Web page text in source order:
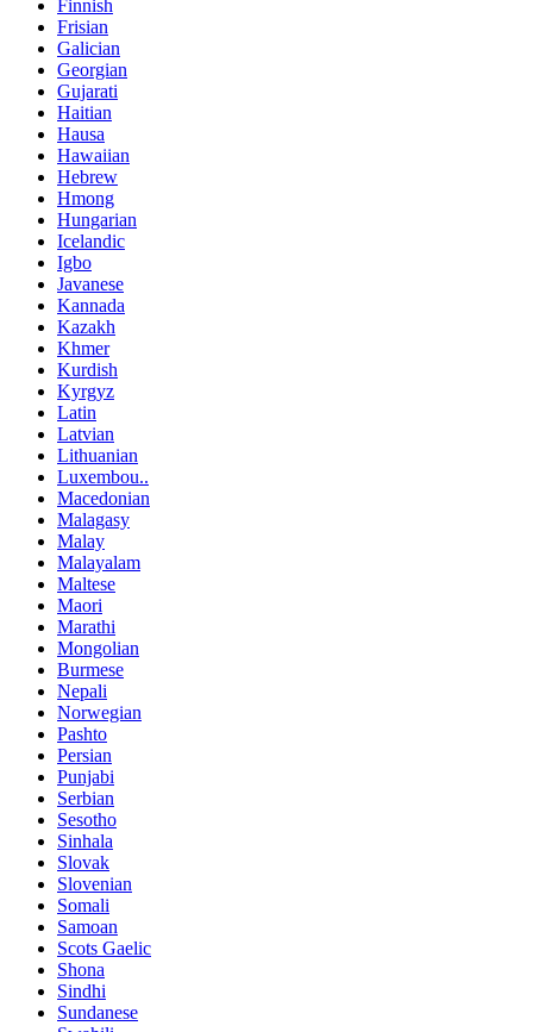
Finnish
Frisian
Galician
Georgian
Gujarati
Haitian
Hausa
Hawaiian
Hebrew
Hmong
Hungarian
Icelandic
Igbo
Javanese
Kannada
Kazakh
Khmer
Kurdish
Kyrgyz
Latin
Latvian
Lithuanian
Luxembou..
Macedonian
Malagasy
Malay
Malayalam
Maltese
Maori
Marathi
Mongolian
Burmese
Nepali
Norwegian
Pashto
Persian
Punjabi
Serbian
Sesotho
Sinhala
Slovak
Slovenian
Somali
Samoan
Scots Gaelic
Shona
Sindhi
Sundanese